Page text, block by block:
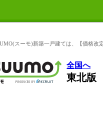
スーモ)新築一戸建ては、【価格
全国へ
東北版